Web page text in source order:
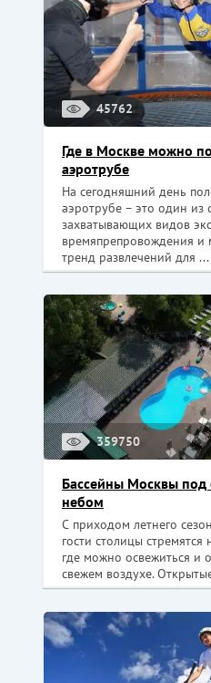
45762
Где в Москве можно
аэротрубе
На сегодняшний день
аэротрубе – это один из
захватывающих видов
времяпрепровождения и
тренд развлечений для ...
359750
Бассейны Москвы
небом
С приходом летнего
гости столицы стремятся
где можно освежиться и
свежем воздухе.